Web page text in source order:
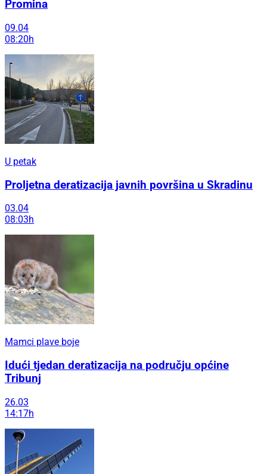
Promina
09.04
08:20h
U petak
Proljetna deratizacija javnih površina u Skradinu
03.04
08:03h
Mamci plave boje
Idući tjedan deratizacija na području općine
Tribunj
26.03
14:17h